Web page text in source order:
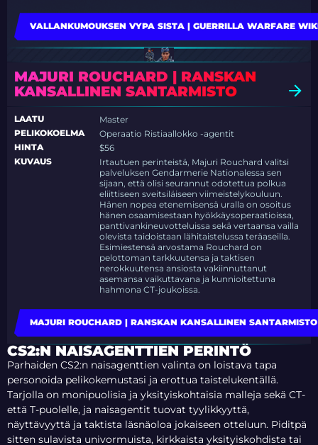
VALLANKUMOUKSEN VYPA SISTA | GUERRILLA WARFARE
MAJURI ROUCHARD | RANSKAN
KANSALLINEN SANTARMISTO
LAATU
Master
PELIKOKOELMA
Operaatio Ristiaallokko -agentit
HINTA
$56
KUVAUS
Irtautuen perinteistä, Majuri Rouchard valitsi
palveluksen Gendarmerie Nationalessa sen
sijaan, että olisi seurannut odotettua polkua
eliittiseen sveitsiläiseen viimeistelykouluun.
Hänen nopea etenemisensä uralla on osoitus
hänen osaamisestaan hyökkäysoperaatioissa,
panttivankineuvotteluissa sekä vertaansa vailla
olevista taidoistaan lähitaistelussa teräaseilla.
Esimiestensä arvostama Rouchard on
pelottoman tarkkuutensa ja taktisen
nerokkuutensa ansiosta vakiinnuttanut
asemansa vaikuttavana ja kunnioitettuna
hahmona CT-joukoissa.
MAJURI ROUCHARD | RANSKAN KANSALLINEN
CS2:N NAISAGENTTIEN PERINTÖ
Parhaiden CS2:n naisagenttien valinta on loistava tapa
personoida pelikokemustasi ja erottua taistelukentällä.
Tarjolla on monipuolisia ja yksityiskohtaisia malleja sekä CT-
että T-puolelle, ja naisagentit tuovat tyylikkyyttä,
näyttävyyttä ja taktista läsnäoloa jokaiseen otteluun. Piditpä
sitten sulavista univormuista, kirkkaista yksityiskohdista tai